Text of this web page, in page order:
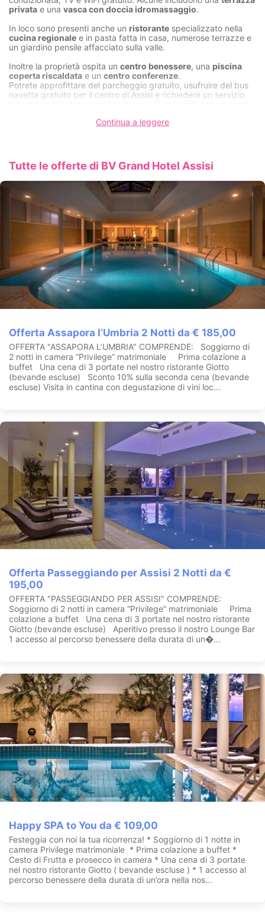
privata e una vasca con doccia idromassaggio.
In loco sono presenti anche un ristorante specializzato nella
cucina regionale e in pasta fatta in casa, numerose terrazze e
un giardino pensile affacciato sulla valle.
Inoltre la proprietà ospita un centro benessere, una piscina
coperta riscaldata e un centro conferenze.
Potrete approfittare del parcheggio gratuito, usufruire del bus
navetta gratuito per il centro di Assisi e richiedere un servizio
Continua a leggere
Tutte le offerte di BV Grand Hotel Assisi
Offerta Assapora l’Umbria 2 Notti da € 185,00
OFFERTA "ASSAPORA L’UMBRIA" COMPRENDE: Soggiorno di
2 notti in camera “Privilege” matrimoniale Prima colazione a
buffet Una cena di 3 portate nel nostro ristorante Giotto
(bevande escluse) Sconto 10% sulla seconda cena (bevande
escluse) Visita in cantina con degustazione di vini loc...
Offerta Passeggiando per Assisi 2 Notti da €
195,00
OFFERTA "PASSEGGIANDO PER ASSISI" COMPRENDE:
Soggiorno di 2 notti in camera “Privilege” matrimoniale Prima
colazione a buffet Una cena di 3 portate nel nostro ristorante
Giotto (bevande escluse) Aperitivo presso il nostro Lounge Bar
1 accesso al percorso benessere della durata di un�...
Happy SPA to You da € 109,00
Festeggia con noi la tua ricorrenza! * Soggiorno di 1 notte in
camera Privilege matrimoniale * Prima colazione a buffet *
Cesto di Frutta e prosecco in camera * Una cena di 3 portate
nel nostro ristorante Giotto ( bevande escluse ) * 1 accesso al
percorso benessere della durata di un’ora nella nos...